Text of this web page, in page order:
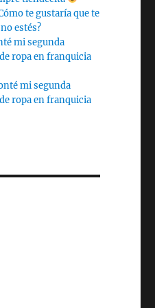
te gustaría que te
estés?
mi segunda
ropa en franquicia
mi segunda
ropa en franquicia